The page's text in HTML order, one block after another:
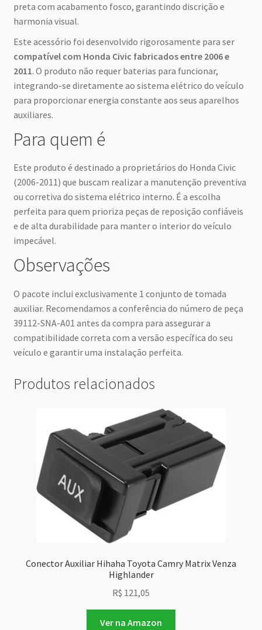
preta com acabamento fosco, garantindo discrição e
harmonia visual.
Este acessório foi desenvolvido rigorosamente para ser
compatível com Honda Civic fabricados entre 2006 e
2011. O produto não requer baterias para funcionar,
integrando-se diretamente ao sistema elétrico do veículo
para proporcionar energia constante aos seus aparelhos
auxiliares.
Para quem é
Este produto é destinado a proprietários do Honda Civic
(2006-2011) que buscam realizar a manutenção preventiva
ou corretiva do sistema elétrico interno. É a escolha
perfeita para quem prioriza peças de reposição confiáveis
e de alta durabilidade para manter o interior do veículo
impecável.
Observações
O pacote inclui exclusivamente 1 conjunto de tomada
auxiliar. Recomendamos a conferência do número de peça
39112-SNA-A01 antes da compra para assegurar a
compatibilidade correta com a versão específica do seu
veículo e garantir uma instalação perfeita.
Produtos relacionados
Conector Auxiliar Hihaha Toyota Camry Matrix Venza
Highlander
R$ 121,05
Ver na Amazon